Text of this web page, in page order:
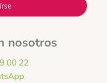
nosotros
00 22